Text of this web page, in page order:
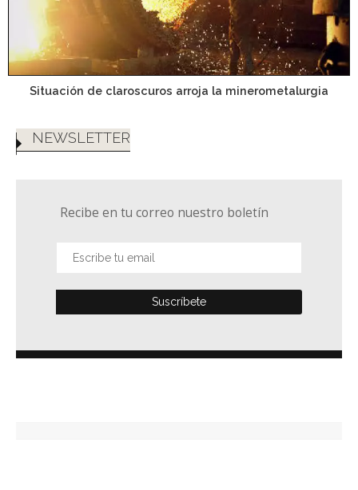
Situación de claroscuros arroja la minerometalurgia
NEWSLETTER
Recibe en tu correo nuestro boletín